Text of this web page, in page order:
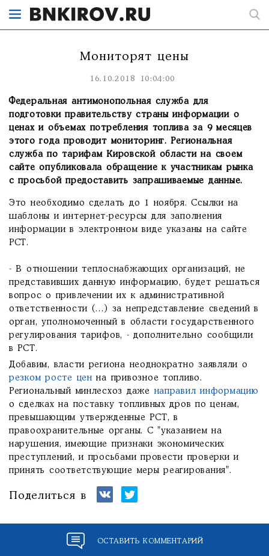
Мониторят цены
16.10.2018 10:04:00
Федеральная антимонопольная служба для
подготовки правительству страны информации о
ценах и объемах потребления топлива за 9 месяцев
этого года проводит мониторинг. Региональная
служба по тарифам Кировской области на своем
сайте опубликовала обращение к участникам рынка
с просьбой предоставить запрашиваемые данные.
Это необходимо сделать до 1 ноября. Ссылки на
шаблоны и интернет-ресурсы для заполнения
информации в электронном виде указаны на сайте
РСТ.
- В отношении теплоснабжающих организаций, не
представивших данную информацию, будет решаться
вопрос о привлечении их к административной
ответственности (…) за непредставление сведений в
орган, уполномоченный в области государственного
регулирования тарифов, - дополнительно сообщили
в РСТ.
Добавим, власти региона неоднократно заявляли о
резком росте цен на привозное топливо.
Региональный минлесхоз даже направил информацию
о сделках на поставку топливных дров по ценам,
превышающим утвержденные РСТ, в
правоохранительные органы. С "указанием на
нарушения, имеющие признаки экономических
преступлений, и просьбами провести проверки и
принять соответствующие меры реагирования".
Поделиться в
ОСТАВИТЬ КОММЕНТАРИЙ